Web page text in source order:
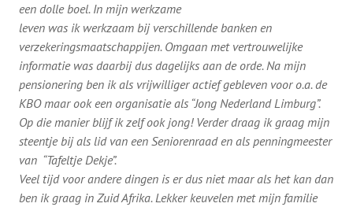
een dolle boel. In mijn werkzame
leven was ik werkzaam bij verschillende banken en
verzekeringsmaatschappijen. Omgaan met vertrouwelijke
informatie was daarbij dus dagelijks aan de orde. Na mijn
pensionering ben ik als vrijwilliger actief gebleven voor o.a. de
KBO maar ook een organisatie als “Jong Nederland Limburg”.
Op die manier blijf ik zelf ook jong! Verder draag ik graag mijn
steentje bij als lid van een Seniorenraad en als penningmeester
van “Tafeltje Dekje”.
Veel tijd voor andere dingen is er dus niet maar als het kan dan
ben ik graag in Zuid Afrika. Lekker keuvelen met mijn familie